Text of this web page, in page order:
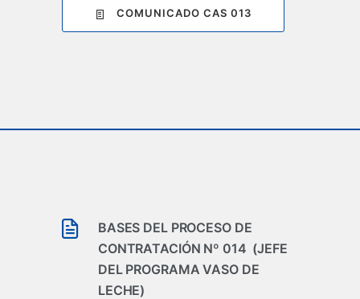
COMUNICADO CAS 013
BASES DEL PROCESO DE
CONTRATACIÓN Nº 014 (JEFE
DEL PROGRAMA VASO DE
LECHE)